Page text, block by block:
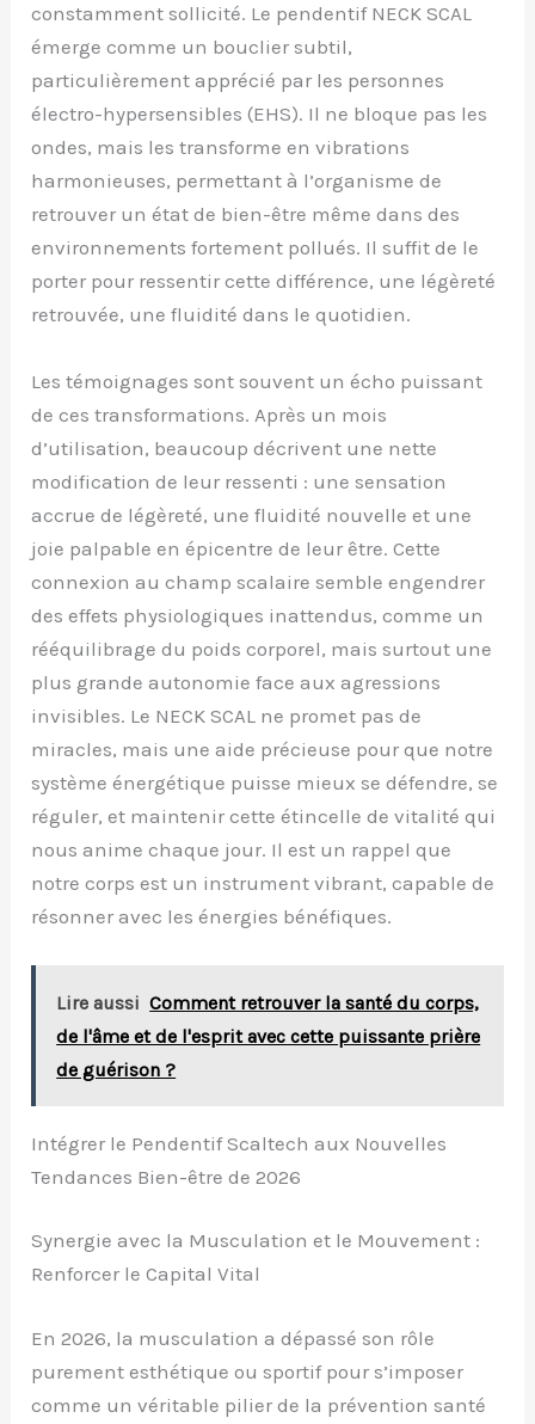
constamment sollicité. Le pendentif NECK SCAL
émerge comme un bouclier subtil,
particulièrement apprécié par les personnes
électro-hypersensibles (EHS). Il ne bloque pas les
ondes, mais les transforme en vibrations
harmonieuses, permettant à l’organisme de
retrouver un état de bien-être même dans des
environnements fortement pollués. Il suffit de le
porter pour ressentir cette différence, une légèreté
retrouvée, une fluidité dans le quotidien.
Les témoignages sont souvent un écho puissant
de ces transformations. Après un mois
d’utilisation, beaucoup décrivent une nette
modification de leur ressenti : une sensation
accrue de légèreté, une fluidité nouvelle et une
joie palpable en épicentre de leur être. Cette
connexion au champ scalaire semble engendrer
des effets physiologiques inattendus, comme un
rééquilibrage du poids corporel, mais surtout une
plus grande autonomie face aux agressions
invisibles. Le NECK SCAL ne promet pas de
miracles, mais une aide précieuse pour que notre
système énergétique puisse mieux se défendre, se
réguler, et maintenir cette étincelle de vitalité qui
nous anime chaque jour. Il est un rappel que
notre corps est un instrument vibrant, capable de
résonner avec les énergies bénéfiques.
Lire aussi Comment retrouver la santé du corps,
de l'âme et de l'esprit avec cette puissante prière
de guérison ?
Intégrer le Pendentif Scaltech aux Nouvelles
Tendances Bien-être de 2026
Synergie avec la Musculation et le Mouvement :
Renforcer le Capital Vital
En 2026, la musculation a dépassé son rôle
purement esthétique ou sportif pour s’imposer
comme un véritable pilier de la prévention santé